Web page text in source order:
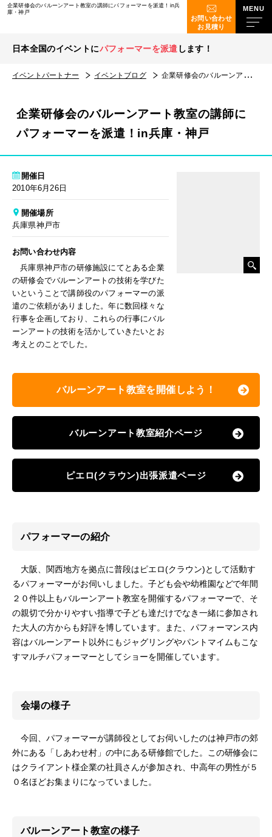
企業研修会のバルーンアート教室の講師にパフォーマーを派遣！in兵
庫・神戸
お問い合わせ
お見積り
日本全国のイベントにパフォーマーを派遣 します！
イベントパートナー イベントブログ 企業研修会のバルーンアート教室の講師にパフォーマーを派遣！in兵庫・神戸
企業研修会のバルーンアート教室の講師に
パフォーマーを派遣！in兵庫・神戸
開催日
2010年6月26日
開催場所
兵庫県神戸市
お問い合わせ内容
兵庫県神戸市の研修施設にてとある企業
の研修会でバルーンアートの技術を学びた
いということで講師役のパフォーマーの派
遣のご依頼がありました。年に数回様々な
行事を企画しており、これらの行事にバル
ーンアートの技術を活かしていきたいとお
考えとのことでした。
バルーンアート教室を開催しよう！
バルーンアート教室紹介ページ
ピエロ(クラウン)出張派遣ページ
パフォーマーの紹介
大阪、関西地方を拠点に普段はピエロ(クラウン)として活動す
るパフォーマーがお伺いしました。子ども会や幼稚園などで年間
２０件以上もバルーンアート教室を開催するパフォーマーで、そ
の親切で分かりやすい指導で子ども達だけでなき一緒に参加され
た大人の方からも好評を博しています。また、パフォーマンス内
容はバルーンアート以外にもジャグリングやパントマイムもこな
すマルチパフォーマーとしてショーを開催しています。
会場の様子
今回、パフォーマーが講師役としてお伺いしたのは神戸市の郊
外にある「しあわせ村」の中にある研修館でした。この研修会に
はクライアント様企業の社員さんが参加され、中高年の男性が５
０名ほどお集まりになっていました。
バルーンアート教室の様子